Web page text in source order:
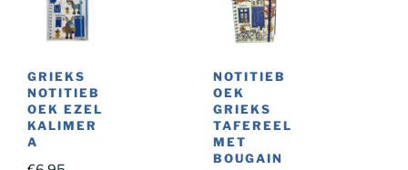
GRIEKS
NOTITIEB
OEK EZEL
KALIMER
A
NOTITIEB
OEK
GRIEKS
TAFEREEL
MET
BOUGAIN